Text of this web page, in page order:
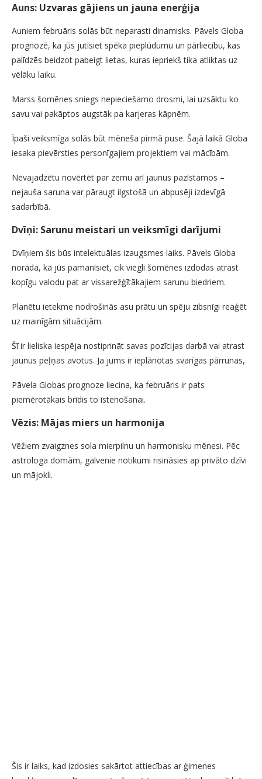
Auns: Uzvaras gājiens un jauna enerģija
Auniem februāris solās būt neparasti dinamisks. Pāvels Globa
prognozē, ka jūs jutīsiet spēka pieplūdumu un pārliecību, kas
palīdzēs beidzot pabeigt lietas, kuras iepriekš tika atliktas uz
vēlāku laiku.
Marss šomēnes sniegs nepieciešamo drosmi, lai uzsāktu ko
savu vai pakāptos augstāk pa karjeras kāpnēm.
Īpaši veiksmīga solās būt mēneša pirmā puse. Šajā laikā Globa
iesaka pievērsties personīgajiem projektiem vai mācībām.
Nevajadzētu novērtēt par zemu arī jaunus pazīstamos –
nejauša saruna var pāraugt ilgstošā un abpusēji izdevīgā
sadarbībā.
Dvīņi: Sarunu meistari un veiksmīgi darījumi
Dvīņiem šis būs intelektuālas izaugsmes laiks. Pāvels Globa
norāda, ka jūs pamanīsiet, cik viegli šomēnes izdodas atrast
kopīgu valodu pat ar vissarežģītākajiem sarunu biedriem.
Planētu ietekme nodrošinās asu prātu un spēju zibsnīgi reaģēt
uz mainīgām situācijām.
Šī ir lieliska iespēja nostiprināt savas pozīcijas darbā vai atrast
jaunus peļņas avotus. Ja jums ir ieplānotas svarīgas pārrunas,
Pāvela Globas prognoze liecina, ka februāris ir pats
piemērotākais brīdis to īstenošanai.
Vēzis: Mājas miers un harmonija
Vēžiem zvaigznes sola mierpilnu un harmonisku mēnesi. Pēc
astrologa domām, galvenie notikumi risināsies ap privāto dzīvi
un mājokli.
Šis ir laiks, kad izdosies sakārtot attiecības ar ģimenes